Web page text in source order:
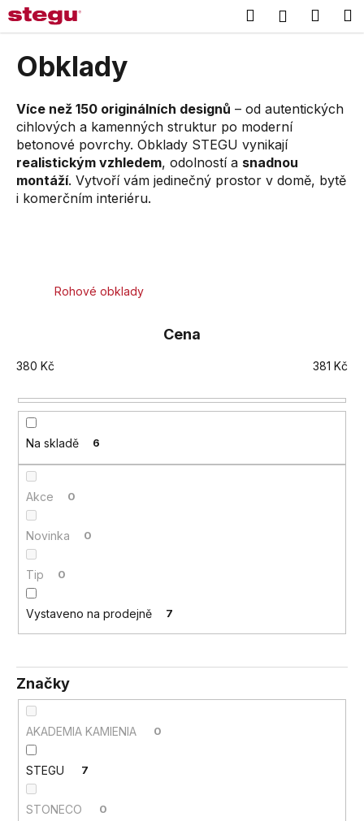
Přejít
na
obsah
HledatPřihlášení
Obklady
Více než 150 originálních designů – od autentických
cihlových a kamenných struktur po moderní
betonové povrchy. Obklady STEGU vynikají
realistickým vzhledem, odolností a snadnou
montáží. Vytvoří vám jedinečný prostor v domě, bytě
i komerčním interiéru.
Rohové obklady
Cena
380 Kč 381 Kč
Na skladě 6
Akce 0
Novinka 0
Tip 0
Vystaveno na prodejně 7
Značky
AKADEMIA KAMIENIA 0
STEGU 7
STONECO 0
K
o
o
p
o
t
ř
n
j
?
o
r
m